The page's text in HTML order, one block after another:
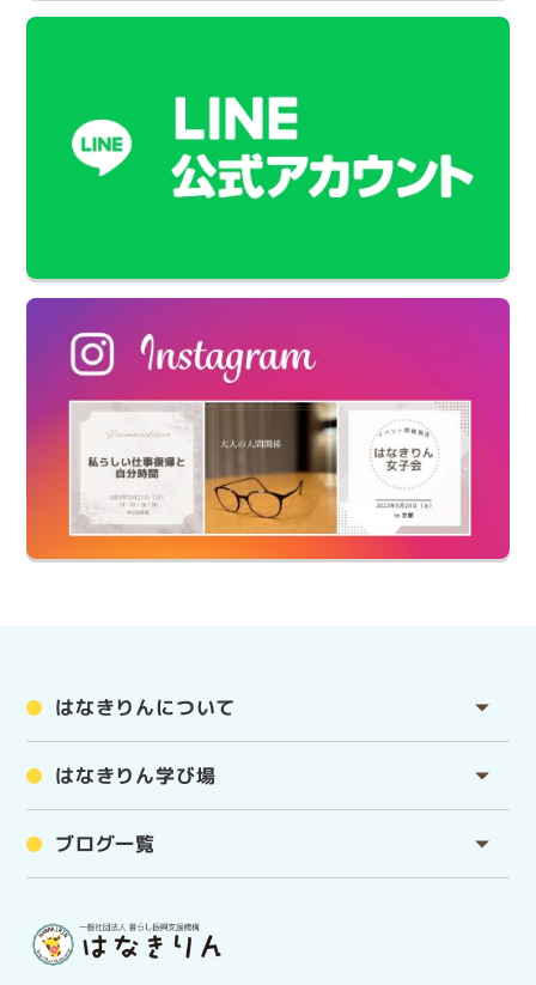
はなきりんについて
はなきりん学び場
ブログ一覧